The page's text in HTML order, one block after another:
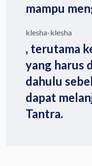
mampu
klesha-klesha
, terutama
yang harus
dahulu
dapat
Tantra.